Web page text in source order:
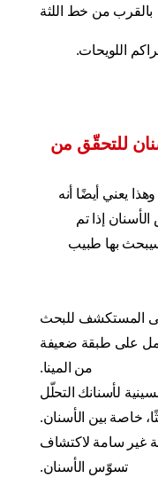
بالقرب من خط اللثة
اللويحات.
للتحقّق من
يعني أيضًا أنه
إذا تم
بها طبيب
المستكشف للبحث
على طبقة ضعيفة
من المينا.
لأسنانك التحلّل
خاصة بين الأسنان.
غير سامة لاكتشاف
تسوّس الأسنان.